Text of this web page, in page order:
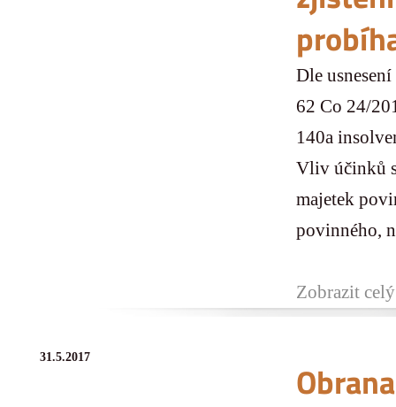
Dle
62 Co 24/
140a
Vliv účinků
majetek
povinného,
Zobrazit
31.5.2017